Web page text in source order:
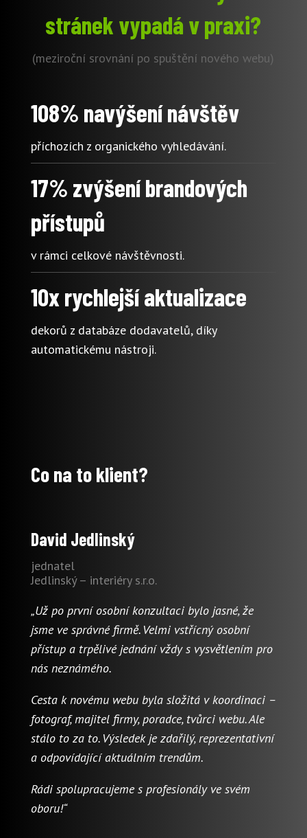
stránek vypadá v praxi?
(meziroční srovnání po spuštění nového webu)
108% navýšení návštěv
příchozích z organického vyhledávání.
17% zvýšení brandových
přístupů
v rámci celkové návštěvnosti.
10x rychlejší aktualizace
dekorů z databáze dodavatelů, díky
automatickému nástroji.
Co na to klient?
David Jedlinský
jednatel
Jedlinský – interiéry s.r.o.
„Už po první osobní konzultaci bylo jasné, že
jsme ve správné firmě. Velmi vstřícný osobní
přístup a trpělivé jednání vždy s vysvětlením pro
nás neznámého.
Cesta k novému webu byla složitá v koordinaci –
fotograf, majitel firmy, poradce, tvůrci webu. Ale
stálo to za to. Výsledek je zdařilý, reprezentativní
a odpovídající aktuálním trendům.
Rádi spolupracujeme s profesionály ve svém
oboru!“